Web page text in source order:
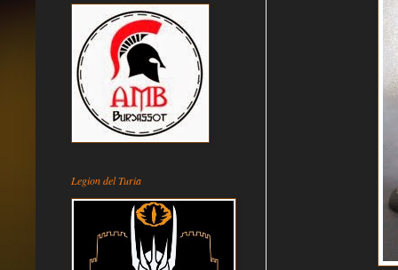
Legion del Turia